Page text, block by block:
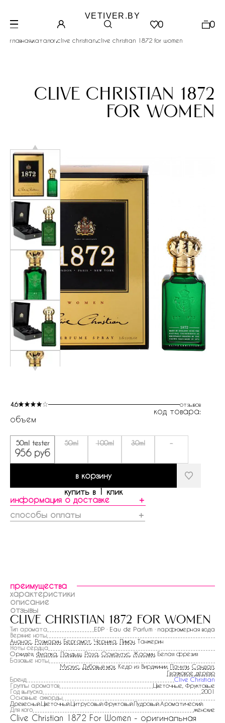
VETIVER.BY
0 0
главная.каталог.clive christian.clive christian 1872 for women
clive christian 1872
for women
4.6 отзывов
код товара:
объем
50ml tester
956 руб
50ml 100ml 30ml -
в корзину
купить в 1 клик
информация о доставке
＋
способы оплаты
＋
преимущества
характеристики
описание
отзывы
clive christian 1872 for women
Тип аромата
EDP · Eau de Parfum · парфюмерная вода
Верхние ноты
Ананас Розмарин Бергамот Черника Лимон , Танжерин
Ноты сердца
Орхидея, Фиалка Ландыш Роза Османтус Жасмин , Белая фрезия
Базовые ноты
Мускус Дубовый мох , Кедр из Вирджинии, Пачули Сандал
Гваяковое дерево
Бренд
Clive Christian
Группы ароматов
Цветочные, Фруктовые
Год выпуска
2001
Основные аккорды
Древесный:Цветочный:Цитрусовый:Фруктовый:Пудровый:Ароматический:
Для кого
женские
Clive Christian 1872 For Women - оригинальная